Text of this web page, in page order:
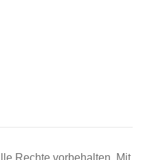
Rechte vorbehalten. Mit